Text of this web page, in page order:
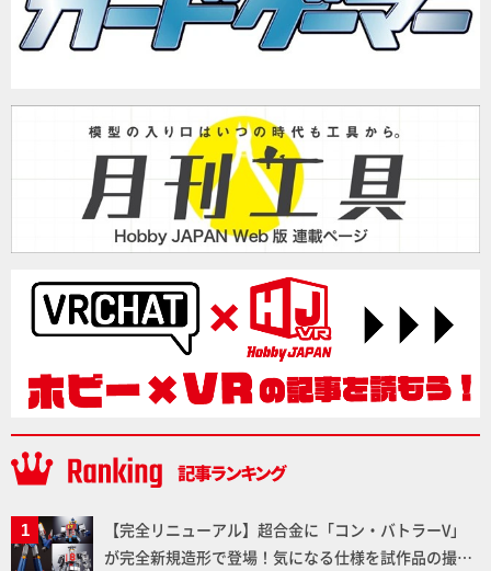
【完全リニューアル】超合金に「コン・バトラーV」
が完全新規造形で登場！気になる仕様を試作品の撮り